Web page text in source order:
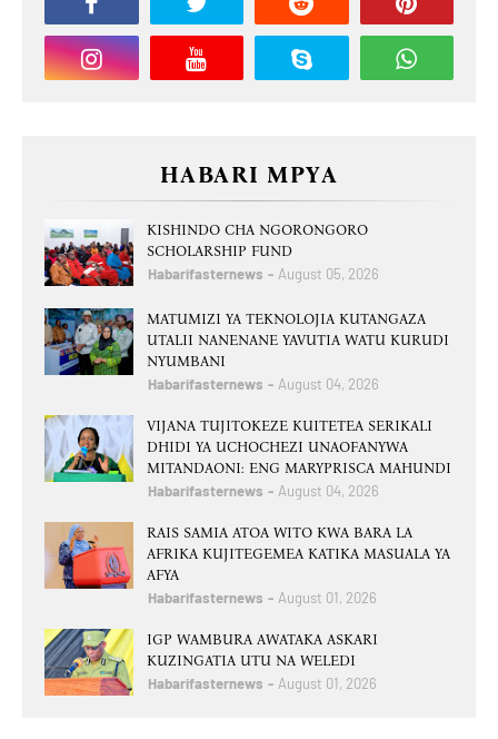
HABARI MPYA
KISHINDO CHA NGORONGORO
SCHOLARSHIP FUND
Habarifasternews August 05, 2026
MATUMIZI YA TEKNOLOJIA KUTANGAZA
UTALII NANENANE YAVUTIA WATU KURUDI
NYUMBANI
Habarifasternews August 04, 2026
VIJANA TUJITOKEZE KUITETEA SERIKALI
DHIDI YA UCHOCHEZI UNAOFANYWA
MITANDAONI: ENG MARYPRISCA MAHUNDI
Habarifasternews August 04, 2026
RAIS SAMIA ATOA WITO KWA BARA LA
AFRIKA KUJITEGEMEA KATIKA MASUALA YA
AFYA
Habarifasternews August 01, 2026
IGP WAMBURA AWATAKA ASKARI
KUZINGATIA UTU NA WELEDI
Habarifasternews August 01, 2026